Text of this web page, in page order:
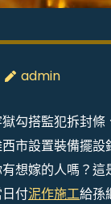
admin
勾搭監犯拆封條
設置裝備擺設
想嫁的人嗎？
付泥作施工給孫